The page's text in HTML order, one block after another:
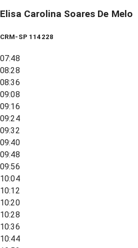
Elisa Carolina Soares De Melo
CRM-SP 114228
07:48
08:28
08:36
09:08
09:16
09:24
09:32
09:40
09:48
09:56
10:04
10:12
10:20
10:28
10:36
10:44